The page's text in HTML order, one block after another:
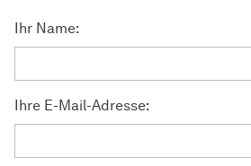
Ihr Name:
Ihre E-Mail-Adresse: